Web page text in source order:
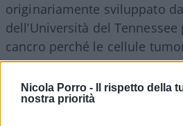
Nicola Porro -
Il rispetto della
nostra priorità
originariamente sviluppato
dell’Università del
cancro perché le cellule
dipendono dai microtubuli
crescita.